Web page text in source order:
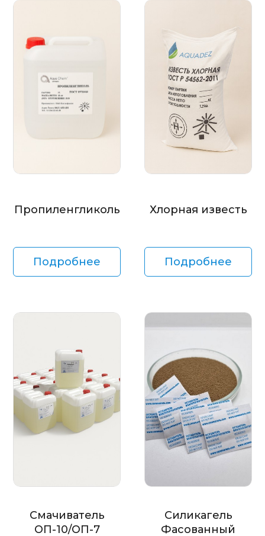
Пропиленгликоль
Подробнее
Хлорная известь
Подробнее
Смачиватель
ОП-10/ОП-7
Силикагель
Фасованный